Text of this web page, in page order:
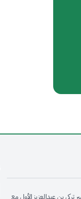
تركي بن عبدالعزيز الأول مع